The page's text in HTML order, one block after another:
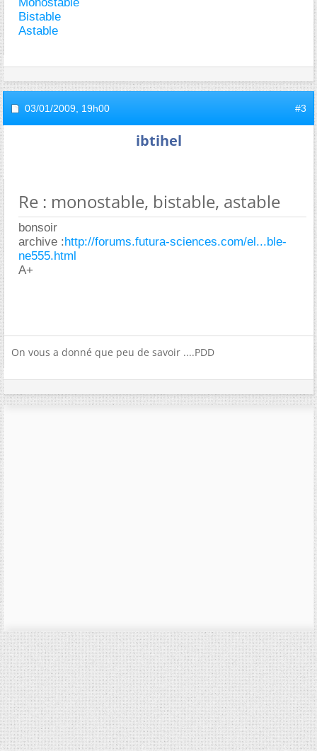
Bistable
Astable
03/01/2009, 19h00 #3
ibtihel
Re : monostable, bistable, astable
bonsoir
archive :http://forums.futura-sciences.com/el...ble-
ne555.html
A+
On vous a donné que peu de savoir ....PDD